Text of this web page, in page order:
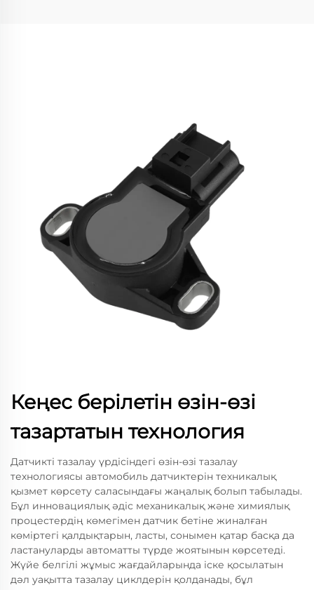
Кеңес берілетін өзін-өзі
тазартатын технология
Датчикті тазалау үрдісіндегі өзін-өзі тазалау
технологиясы автомобиль датчиктерін техникалық
қызмет көрсету саласындағы жаңалық болып табылады.
Бұл инновациялық әдіс механикалық және химиялық
процестердің көмегімен датчик бетіне жиналған
көміртегі қалдықтарын, ласты, сонымен қатар басқа да
ластануларды автоматты түрде жоятынын көрсетеді.
Жүйе белгілі жұмыс жағдайларында іске қосылатын
дәл уақытта тазалау циклдерін қолданады, бұл